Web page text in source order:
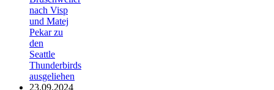
nach Visp
und Matej
Pekar zu
den
Seattle
Thunderbirds
ausgeliehen
23.09.2024